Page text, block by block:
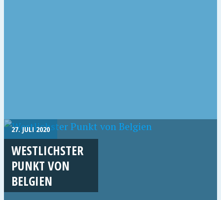
27. JULI 2020
WESTLICHSTER
PUNKT VON
BELGIEN